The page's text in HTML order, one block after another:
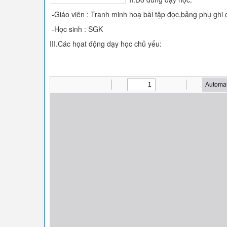
-Giáo viên : Tranh minh hoạ bài tập đọc,bảng phụ ghi
-Học sinh : SGK
III.Các họat động dạy học chủ yếu: